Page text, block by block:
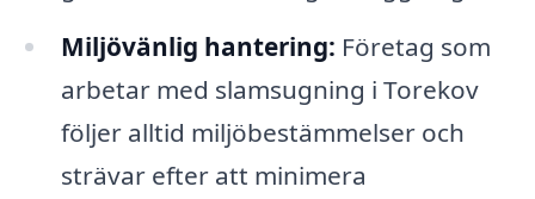
Miljövänlig hantering: Företag som
arbetar med slamsugning i Torekov
följer alltid miljöbestämmelser och
strävar efter att minimera